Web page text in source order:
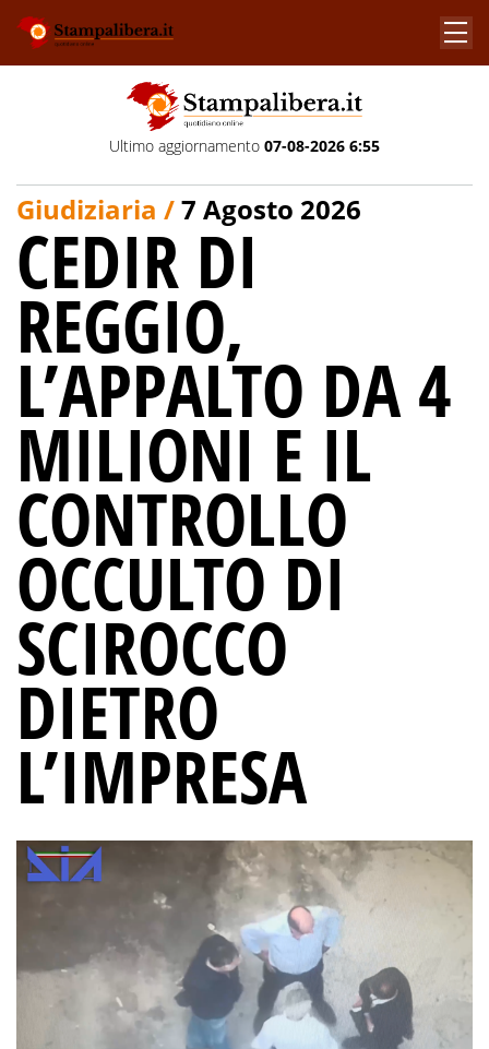
Ultimo aggiornamento 07-08-2026 6:55
Giudiziaria /7 Agosto 2026
CEDIR DI
REGGIO,
L’APPALTO DA 4
MILIONI E IL
CONTROLLO
OCCULTO DI
SCIROCCO
DIETRO
L’IMPRESA